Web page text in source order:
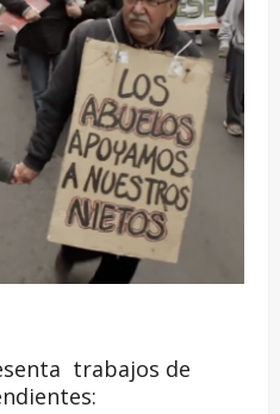
trabajos de